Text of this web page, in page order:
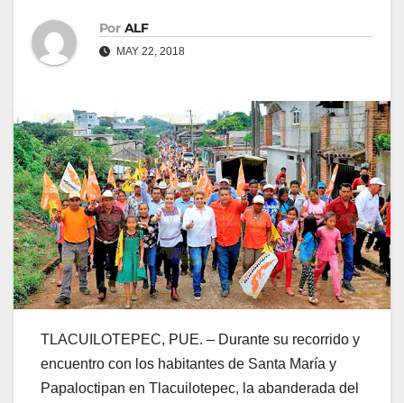
Por ALF
MAY 22, 2018
TLACUILOTEPEC, PUE. – Durante su recorrido y
encuentro con los habitantes de Santa María y
Papaloctipan en Tlacuilotepec, la abanderada del